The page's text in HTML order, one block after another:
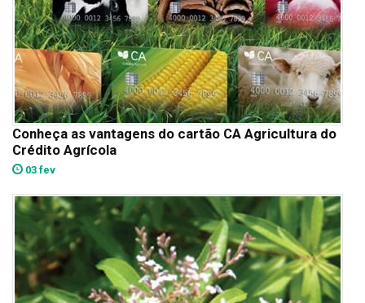
Conheça as vantagens do cartão CA Agricultura do
Crédito Agrícola
03 fev